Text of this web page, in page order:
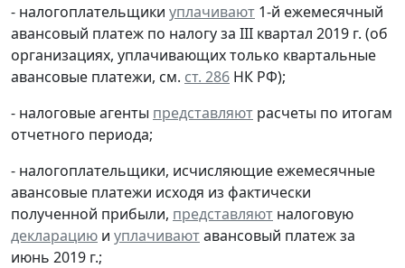
- налогоплательщики уплачивают 1-й ежемесячный
авансовый платеж по налогу за III квартал 2019 г. (об
организациях, уплачивающих только квартальные
авансовые платежи, см. ст. 286 НК РФ);
- налоговые агенты представляют расчеты по итогам
отчетного периода;
- налогоплательщики, исчисляющие ежемесячные
авансовые платежи исходя из фактически
полученной прибыли, представляют налоговую
декларацию и уплачиваютавансовый платеж за
июнь 2019 г.;